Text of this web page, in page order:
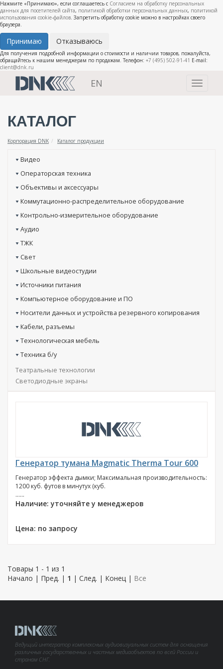
Нажмите «Принимаю», если соглашаетесь с Согласием на обработку персональных
данных для посетителей сайта, политикой обработки персональных данных, политикой
использования cookie-файлов. Запретить обработку cookie можно в настройках своего
браузера.
Принимаю Отказываюсь
Для получения подробной информации о стоимости и наличии товаров, пожалуйста,
обращайтесь к нашим менеджерам по продажам. Телефон: +7 (495) 502-91-41 E-mail:
client@dnk.ru
Toggle
EN
КАТАЛОГ
Корпорация DNK Каталог продукции
Видео
Операторская техника
Объективы и аксессуары
Коммутационно-распределительное оборудование
Контрольно-измерительное оборудование
Аудио
ТЖК
Свет
Школьные видеостудии
Источники питания
Компьютерное оборудование и ПО
Носители данных и устройства резервного копирования
Кабели, разъемы
Технологическая мебель
Техника б/у
Театральные технологии
Светодиодные экраны
Генератор тумана Magmatic Therma Tour 600
Генератор эффекта дымки; Максимальная производительность:
1200 куб. футов в минутуx (куб.
......
Наличие: уточняйте у менеджеров
Цена: по запросу
Товары 1 - 1 из 1
Начало | Пред. | 1 | След. | Конец | Все
Ведущий интегратор комплексных аудиовизуальных систем для оснащения
различных государственных и частных медиаобъектов по всей России и
странам СНГ.